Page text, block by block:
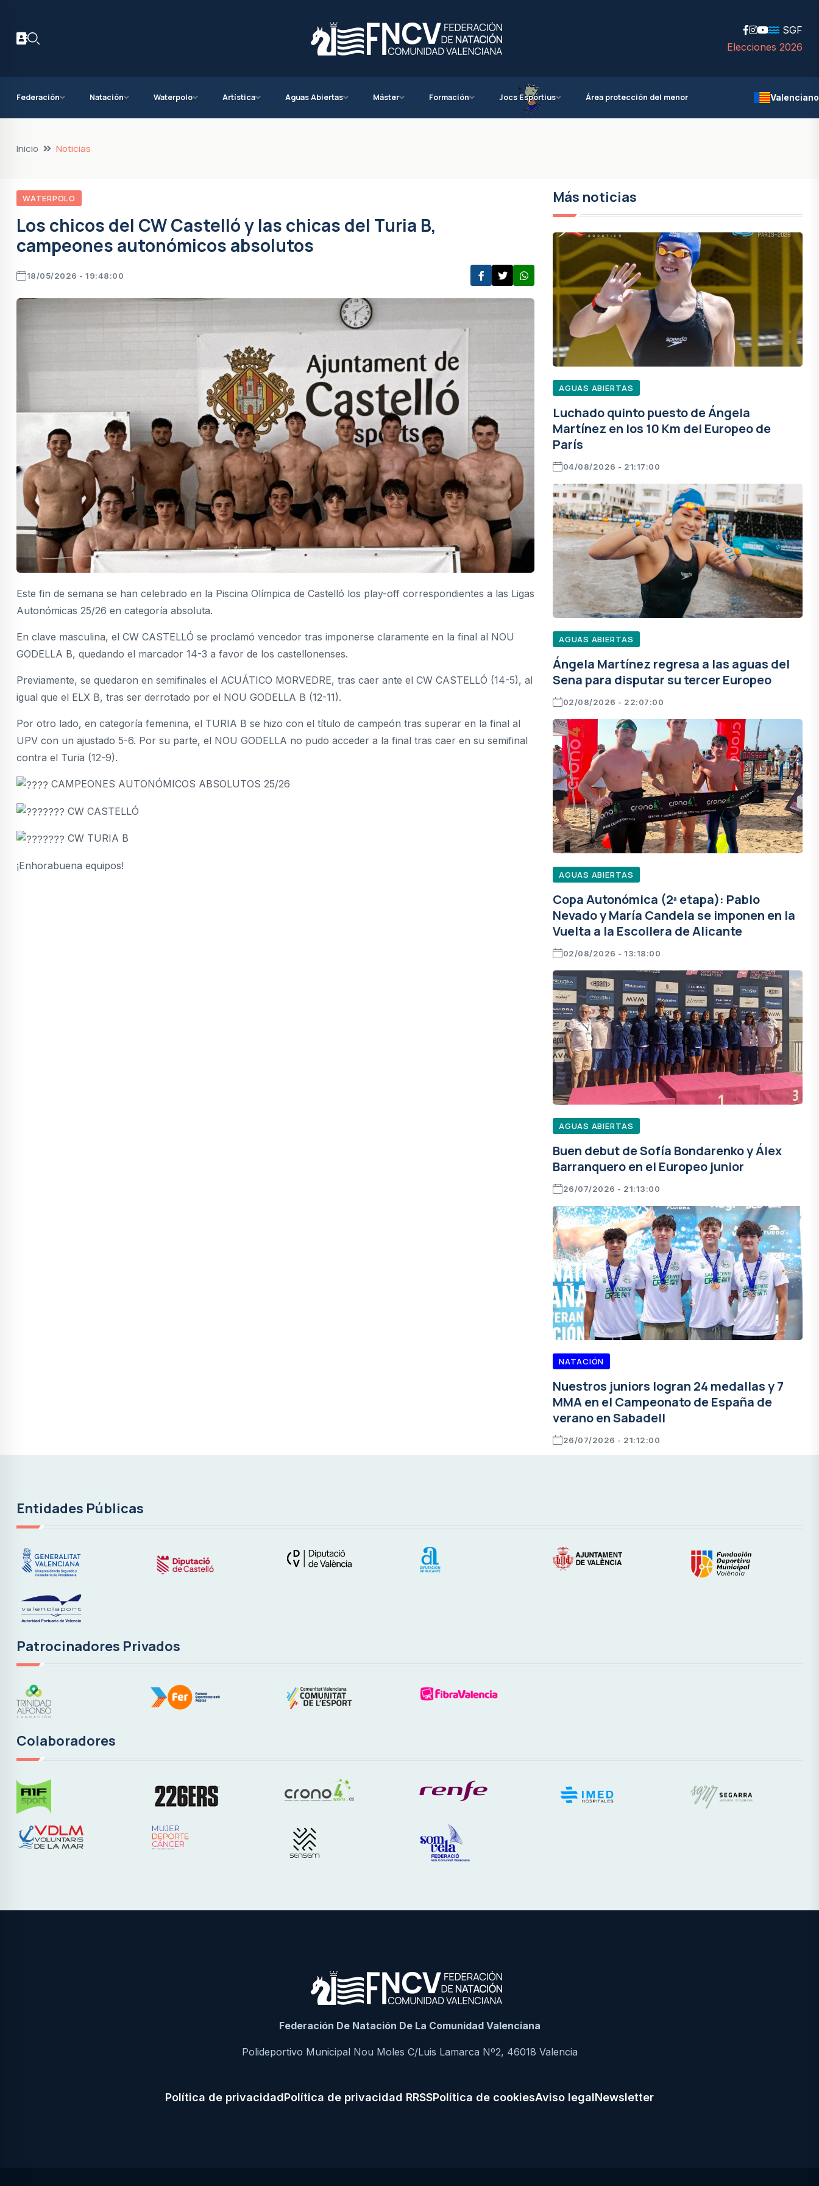
SGF
Elecciones 2026
Federación Natación Waterpolo Artística Aguas Abiertas Máster Formación Jocs Esportius Área protección del menor Valenciano
Inicio Noticias
WATERPOLO
Los chicos del CW Castelló y las chicas del Turia B,
campeones autonómicos absolutos
18/05/2026 - 19:48:00
Este fin de semana se han celebrado en la Piscina Olímpica de Castelló los play-off correspondientes a las Ligas
Autonómicas 25/26 en categoría absoluta.
En clave masculina, el CW CASTELLÓ se proclamó vencedor tras imponerse claramente en la final al NOU
GODELLA B, quedando el marcador 14-3 a favor de los castellonenses.
Previamente, se quedaron en semifinales el ACUÁTICO MORVEDRE, tras caer ante el CW CASTELLÓ (14-5), al
igual que el ELX B, tras ser derrotado por el NOU GODELLA B (12-11).
Por otro lado, en categoría femenina, el TURIA B se hizo con el título de campeón tras superar en la final al
UPV con un ajustado 5-6. Por su parte, el NOU GODELLA no pudo acceder a la final tras caer en su semifinal
contra el Turia (12-9).
CAMPEONES AUTONÓMICOS ABSOLUTOS 25/26
CW CASTELLÓ
CW TURIA B
¡Enhorabuena equipos!
Más noticias
AGUAS ABIERTAS
Luchado quinto puesto de Ángela
Martínez en los 10 Km del Europeo de
París
04/08/2026 - 21:17:00
AGUAS ABIERTAS
Ángela Martínez regresa a las aguas del
Sena para disputar su tercer Europeo
02/08/2026 - 22:07:00
AGUAS ABIERTAS
Copa Autonómica (2ª etapa): Pablo
Nevado y María Candela se imponen en la
Vuelta a la Escollera de Alicante
02/08/2026 - 13:18:00
AGUAS ABIERTAS
Buen debut de Sofía Bondarenko y Álex
Barranquero en el Europeo junior
26/07/2026 - 21:13:00
NATACIÓN
Nuestros juniors logran 24 medallas y 7
MMA en el Campeonato de España de
verano en Sabadell
26/07/2026 - 21:12:00
Entidades Públicas
Patrocinadores Privados
Colaboradores
Federación De Natación De La Comunidad Valenciana
Polideportivo Municipal Nou Moles C/Luis Lamarca Nº2, 46018 Valencia
Política de privacidadPolítica de privacidad RRSSPolítica de cookiesAviso legalNewsletter